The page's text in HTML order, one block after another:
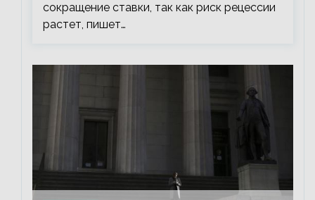
сокращение ставки, так как риск рецессии
растет, пишет…